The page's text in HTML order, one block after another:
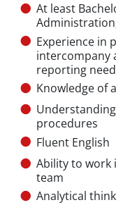
At least
Experience in
intercompany
reporting
Knowledge of
procedures
Fluent English
Ability to work
team
Analytical